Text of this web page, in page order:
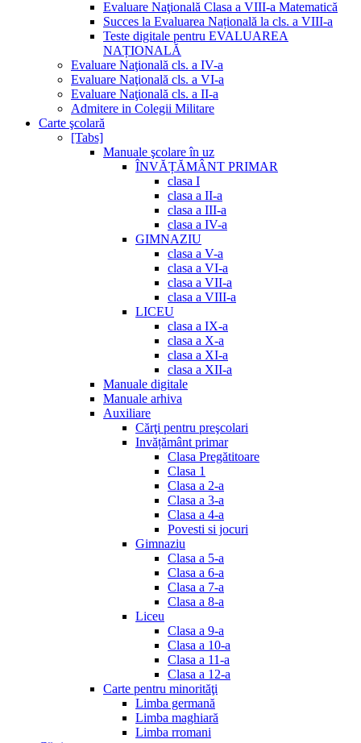
Evaluare Naţională Clasa a VIII-a Matematică
Succes la Evaluarea Națională la cls. a VIII-a
Teste digitale pentru EVALUAREA
NAȚIONALĂ
Evaluare Naţională cls. a IV-a
Evaluare Naţională cls. a VI-a
Evaluare Naţională cls. a II-a
Admitere in Colegii Militare
Carte şcolară
[Tabs]
Manuale şcolare în uz
ÎNVĂȚĂMÂNT PRIMAR
clasa I
clasa a II-a
clasa a III-a
clasa a IV-a
GIMNAZIU
clasa a V-a
clasa a VI-a
clasa a VII-a
clasa a VIII-a
LICEU
clasa a IX-a
clasa a X-a
clasa a XI-a
clasa a XII-a
Manuale digitale
Manuale arhiva
Auxiliare
Cărţi pentru preşcolari
Invățământ primar
Clasa Pregătitoare
Clasa 1
Clasa a 2-a
Clasa a 3-a
Clasa a 4-a
Povesti si jocuri
Gimnaziu
Clasa a 5-a
Clasa a 6-a
Clasa a 7-a
Clasa a 8-a
Liceu
Clasa a 9-a
Clasa a 10-a
Clasa a 11-a
Clasa a 12-a
Carte pentru minorităţi
Limba germană
Limba maghiară
Limba rromani